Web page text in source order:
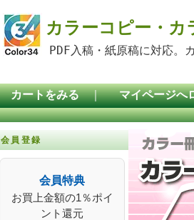
カラーコピー・カ
PDF入稿・紙原稿に対応。
カートをみる ｜ マイページへ
会員登録
会員特典
お買上金額の1％ポイ
ント還元